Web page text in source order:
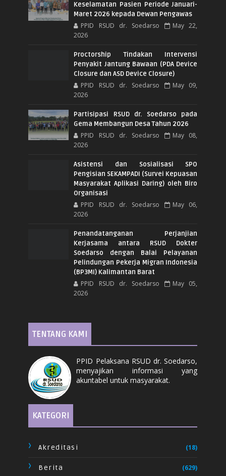
Keselamatan Pasien Periode Januari-
Maret 2026 kepada Dewan Pengawas
PPID RSUD dr. Soedarso
May 22,
2026
Proctorship Tindakan Intervensi
Penyakit Jantung Bawaan (PDA Device
Closure dan ASD Device Closure)
PPID RSUD dr. Soedarso
May 09,
2026
Partisipasi RSUD dr. Soedarso pada
Gema Membangun Desa Tahun 2026
PPID RSUD dr. Soedarso
May 08,
2026
Asistensi dan Sosialisasi SPO
Pengisian SEKAMPADI (Survei Kepuasan
Masyarakat Aplikasi Daring) oleh Biro
Organisasi
PPID RSUD dr. Soedarso
May 06,
2026
Penandatanganan Perjanjian
Kerjasama antara RSUD Dokter
Soedarso dengan Balai Pelayanan
Pelindungan Pekerja Migran Indonesia
(BP3MI) Kalimantan Barat
PPID RSUD dr. Soedarso
May 05,
2026
TENTANG KAMI
PPID Pelaksana RSUD dr. Soedarso,
menyajikan informasi yang
akuntabel untuk masyarakat.
KATEGORI
Akreditasi (18)
Berita (629)